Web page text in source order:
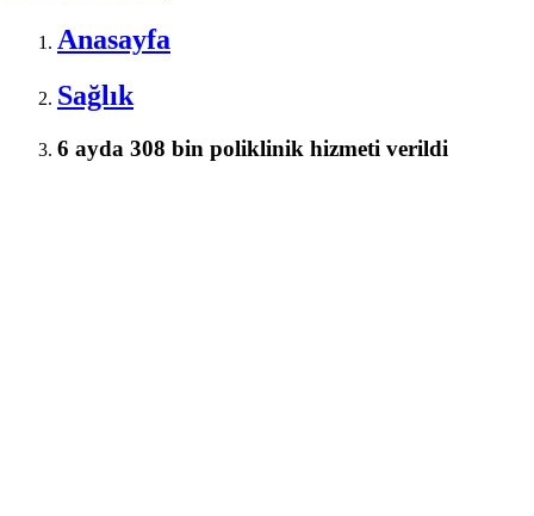
Anasayfa
Sağlık
6 ayda 308 bin poliklinik hizmeti verildi